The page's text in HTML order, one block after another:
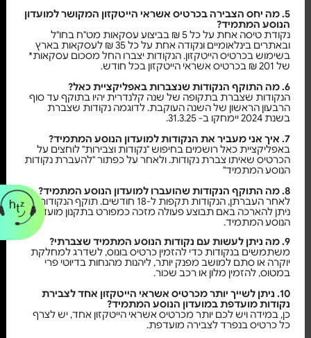
5. מה יחס הצבירה בכרטיס אשראי הייטקזון המקושר למועדון
הנוסע המתמיד?
נקודת טיסה אחת על כל 5 ₪ בביצוע עסקאות מט"ח בחו"ל
ובאתרים בינלאומיים ונקודה אחת על כל 35 ₪ לעסקאות בארץ
בשימוש בכרטיס הייטקזון. הנקודות יצברו החל מסכום עסקאות*
של 201 ₪ בכרטיס אשראי הייטקזון בכל חודש.
6. מה התוקף הנקודות שנצברות באפליקציית כאל?
הנקודות שצברת בתקופה של שנה קלנדרית יהיו בתוקף עד סוף
הרבעון הראשון של השנה העוקבת. לדוגמה נקודות שצברת
בשנת 2024 יימחקו ב- 31.3.25.
7. איך אני מעביר את הנקודות למועדון הנוסע המתמיד?
באפליקציית כאל רושמים בחיפוש "נקודות וצבירות" לוחצים על
הכרטיס שאיתו צברת נקודות. ולאחר על כפתור "להעברת נקודות
הנוסע המתמיד"
8. מה התוקף הנקודות שהועברו למועדון הנוסע המתמיד?
לאחר העברתן, הנקודות תקפות ל-18 חודשים. תוקף הנקודות
ניתן להארכה באם תבוצע פעולה מזכה כמפורט בתקנון מועדון
הנוסע המתמיד.
9. מה ניתן לעשות עם נקודות הנוסע המתמיד שצברתי?
משתמשים בנקודות כדי להזמין כרטיס בונוס, לשדרג למחלקת
יוקרה או סתם למושב מפנק יותר, ליהנות מהנחות בדיוטי פרי
במטוס, להזמין מלון או רכב שכור.
10. ניתן לשייך יותר מכרטיס אשראי הייטקזון אחד לצבירת
נקודות מועדפת במועדון הנוסע המתמיד?
כן, במידה ויש לכם יותר מכרטיס אשראי הייטקזון אחד, יש לצרף
כל כרטיס בנפרד לצבירה מועדפת.